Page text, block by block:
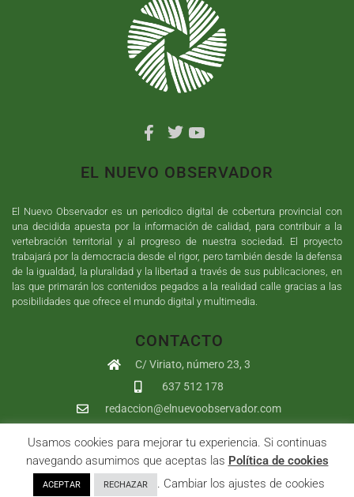
EL NUEVO OBSERVADOR
El Nuevo Observador es un periodico digital de cobertura provincial con
una decidida apuesta por la información de calidad, para contribuir a la
vertebración territorial y al progreso de nuestra sociedad. El proyecto
trabajará por la democracia desde el rigor, pero también desde la defensa
de la igualdad, la pluralidad y la libertad a través de sus publicaciones, en
las que primarán los contenidos pegados a la realidad calle gracias a las
posibilidades que ofrece el mundo digital y multimedia.
CONTACTO
C/ Viriato, número 23, 3
637 512 178
redaccion@elnuevoobservador.com
Copyright ©2026 El Nuevo Observador | Sumurdigital Diseño web
yDesarrollo| All Rights Reserved |
Privacidad|Política de cookies|User
Usamos cookies para mejorar tu experiencia. Si continuas
navegando asumimos que aceptas las Política de cookies
ACEPTAR RECHAZAR . Cambiar los ajustes de cookies